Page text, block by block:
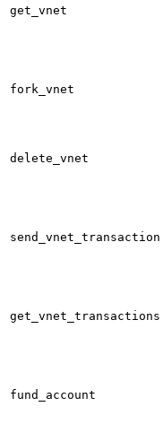
get_vnet
fork_vnet
delete_vnet
send_vnet_transaction
get_vnet_transactions
fund_account